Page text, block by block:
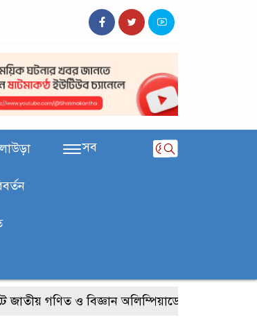
সব
গণিত ও বিজ্ঞান অলিম্পিয়াডে খুদে শিক্ষার্থীদের